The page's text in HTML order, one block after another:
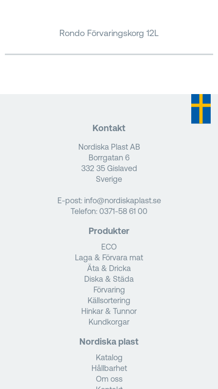
Rondo Förvaringskorg 12L
Kontakt
Nordiska Plast AB
Borrgatan 6
332 35 Gislaved
Sverige
E-post: info@nordiskaplast.se
Telefon: 0371-58 61 00
Produkter
ECO
Laga & Förvara mat
Äta & Dricka
Diska & Städa
Förvaring
Källsortering
Hinkar & Tunnor
Kundkorgar
Nordiska plast
Katalog
Hållbarhet
Om oss